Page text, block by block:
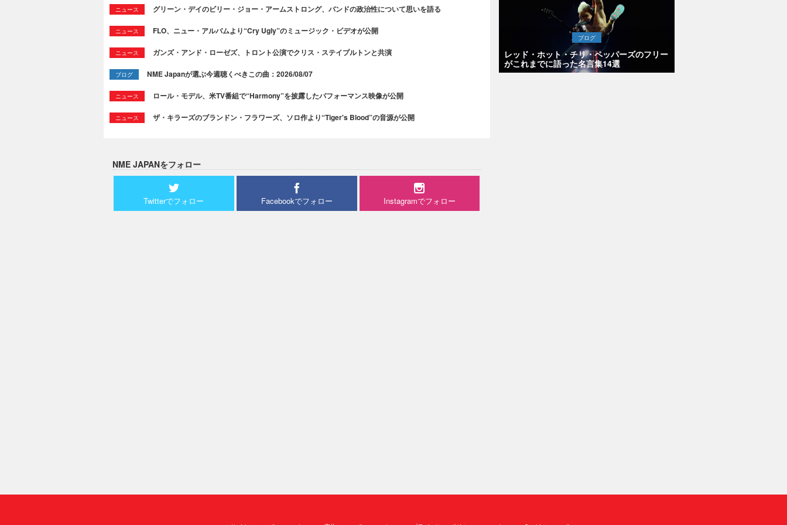
ニュース グリーン・デイのビリー・ジョー・アームストロング、バンドの政治性について思いを語る
ニュース FLO、ニュー・アルバムより“Cry Ugly”のミュージック・ビデオが公開
ニュース ガンズ・アンド・ローゼズ、トロント公演でクリス・ステイプルトンと共演
ブログ NME Japanが選ぶ今週聴くべきこの曲：2026/08/07
ニュース ロール・モデル、米TV番組で“Harmony”を披露したパフォーマンス映像が公開
ニュース ザ・キラーズのブランドン・フラワーズ、ソロ作より“Tiger's Blood”の音源が公開
NME JAPANをフォロー
Twitterでフォロー Facebookでフォロー Instagramでフォロー
ブログ
レッド・ホット・チリ・ペッパーズのフリー
がこれまでに語った名言集14選